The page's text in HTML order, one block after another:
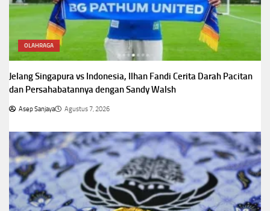
OLAHRAGA
Jelang Singapura vs Indonesia, Ilhan Fandi Cerita Darah Pacitan
dan Persahabatannya dengan Sandy Walsh
Asep Sanjaya Agustus 7, 2026